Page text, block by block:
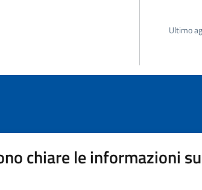
Ultimo
chiare le informazioni